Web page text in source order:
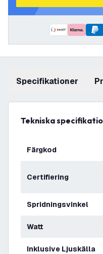
Specifikationer
Tekniska
Färgkod
Certifiering
Spridningsvinkel
Watt
Inklusive Ljuskälla